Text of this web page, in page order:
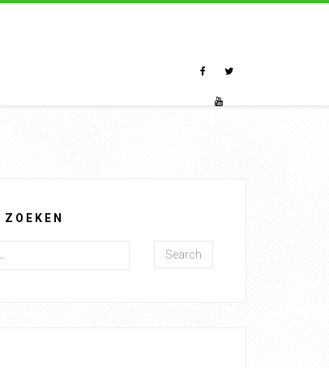
ZOEKEN
Search